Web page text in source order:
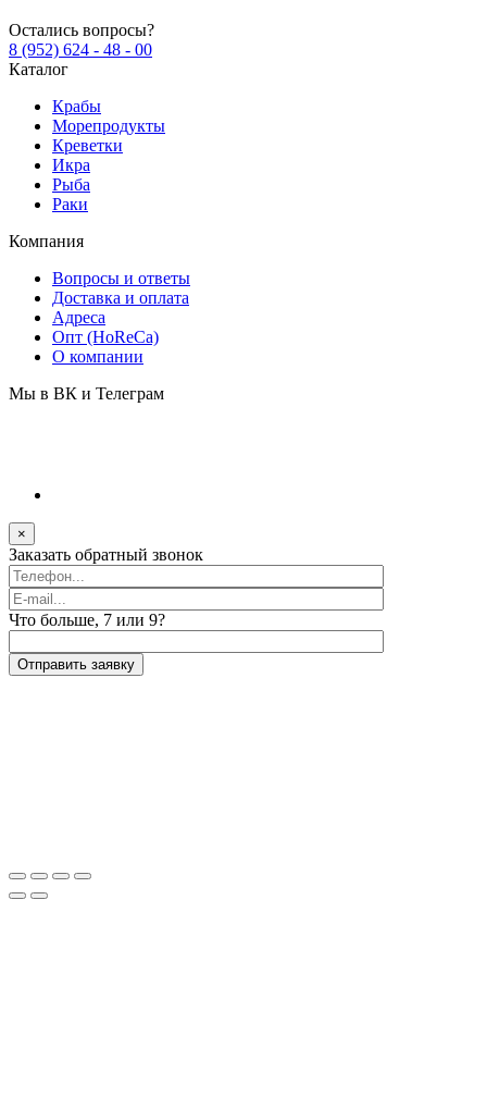
Остались вопросы?
8 (952) 624 - 48 - 00
Каталог
Крабы
Морепродукты
Креветки
Икра
Рыба
Раки
Компания
Вопросы и ответы
Доставка и оплата
Адреса
Опт (HoReCa)
О компании
Мы в ВК и Телеграм
×
Заказать обратный звонок
Что больше, 7 или 9?